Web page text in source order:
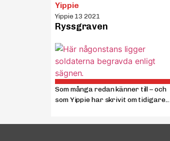
Yippie
Yippie 13 2021
Ryssgraven
Som många redan känner till – och
som Yippie har skrivit om tidigare...